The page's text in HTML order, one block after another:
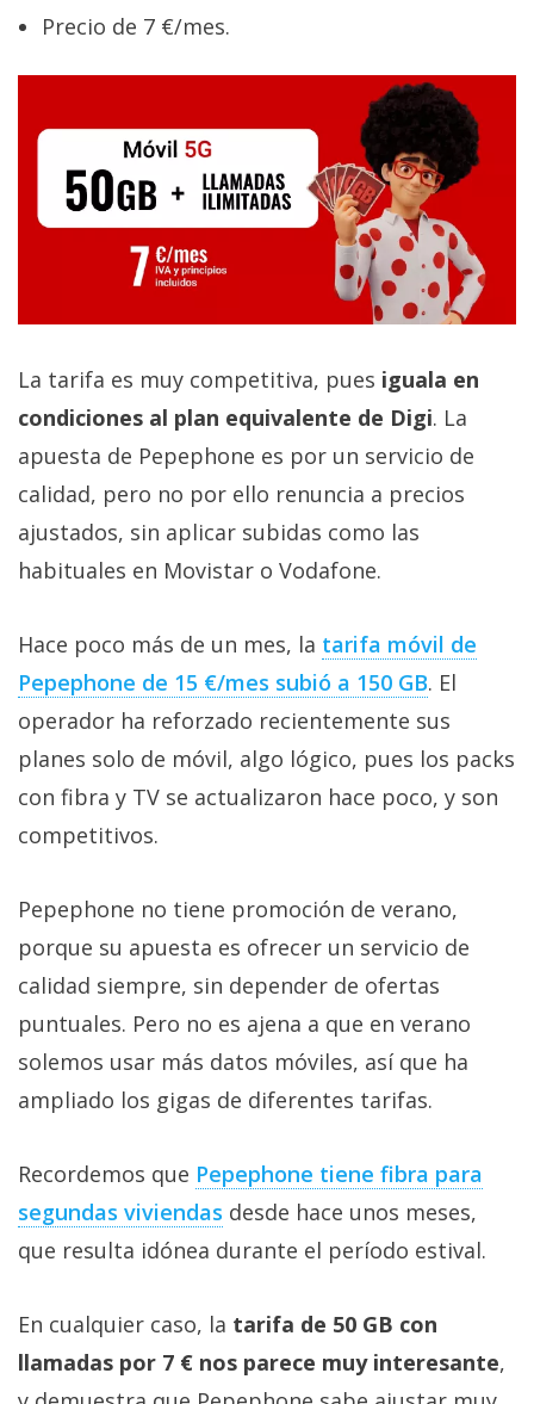
Precio de 7 €/mes.
La tarifa es muy competitiva, pues iguala en
condiciones al plan equivalente de Digi. La
apuesta de Pepephone es por un servicio de
calidad, pero no por ello renuncia a precios
ajustados, sin aplicar subidas como las
habituales en Movistar o Vodafone.
Hace poco más de un mes, la tarifa móvil de
Pepephone de 15 €/mes subió a 150 GB‎. El
operador ha reforzado recientemente sus
planes solo de móvil, algo lógico, pues los packs
con fibra y TV se actualizaron hace poco, y son
competitivos.
Pepephone no tiene promoción de verano,
porque su apuesta es ofrecer un servicio de
calidad siempre, sin depender de ofertas
puntuales. Pero no es ajena a que en verano
solemos usar más datos móviles, así que ha
ampliado los gigas de diferentes tarifas.
Recordemos que Pepephone tiene fibra para
segundas viviendas‎ desde hace unos meses,
que resulta idónea durante el período estival.
En cualquier caso, la tarifa de 50 GB con
llamadas por 7 € nos parece muy interesante,